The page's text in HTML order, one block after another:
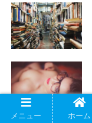
メニュー ホーム